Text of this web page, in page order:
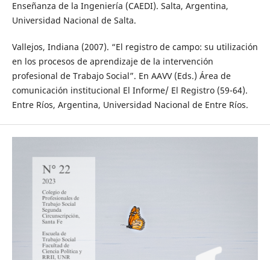
Enseñanza de la Ingeniería (CAEDI). Salta, Argentina,
Universidad Nacional de Salta.
Vallejos, Indiana (2007). “El registro de campo: su utilización
en los procesos de aprendizaje de la intervención
profesional de Trabajo Social”. En AAVV (Eds.) Área de
comunicación institucional El Informe/ El Registro (59-64).
Entre Ríos, Argentina, Universidad Nacional de Entre Ríos.